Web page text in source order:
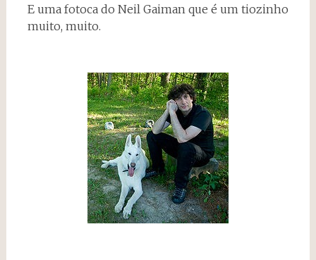
E uma fotoca do Neil Gaiman que é um tiozinho
muito, muito.